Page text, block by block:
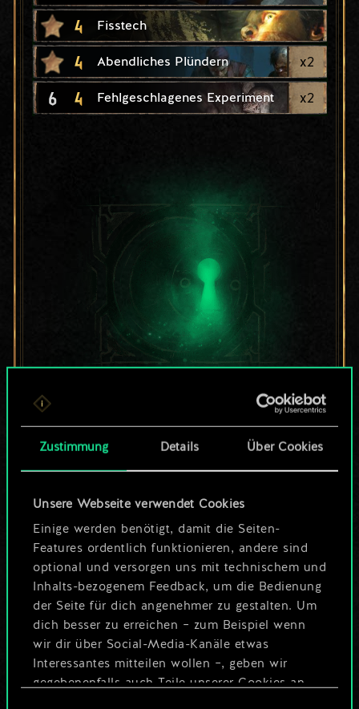
Zustimmung Details Über Cookies
Unsere Webseite verwendet Cookies
Einige werden benötigt, damit die Seiten-
Features ordentlich funktionieren, andere sind
optional und versorgen uns mit technischem und
Inhalts-bezogenem Feedback, um die Bedienung
der Seite für dich angenehmer zu gestalten. Um
dich besser zu erreichen – zum Beispiel wenn
wir dir über Social-Media-Kanäle etwas
Interessantes mitteilen wollen –, geben wir
gegebenenfalls auch Teile unserer Cookies an
4 Fisstech
4 Abendliches Plündern x2
6 4 Fehlgeschlagenes Experiment x2
Bis jetzt ist dies nur
ein geteilter Satz
Wo es doch so viel
mehr sein kann!
Deck benennen und Leitfaden
Deck bearbeiten